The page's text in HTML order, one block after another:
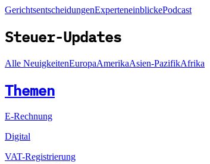
GerichtsentscheidungenExperteneinblickePodcast
Steuer-Updates
Alle NeuigkeitenEuropaAmerikaAsien-PazifikAfrika
Themen
E-Rechnung
Digital
VAT-Registrierung